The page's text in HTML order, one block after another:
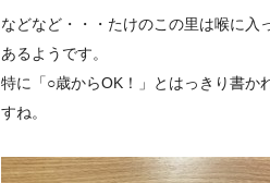
などなど・・・たけのこの里は喉に入
あるようです。
特に「○歳からOK！」とはっきり書か
すね。